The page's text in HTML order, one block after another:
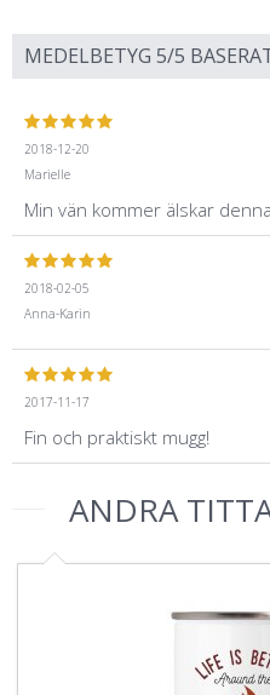
MEDELBETYG 5/5
2018-12-20
Marielle
Min vän kommer älskar denna
2018-02-05
Anna-Karin
2017-11-17
Fin och praktiskt mugg!
ANDRA